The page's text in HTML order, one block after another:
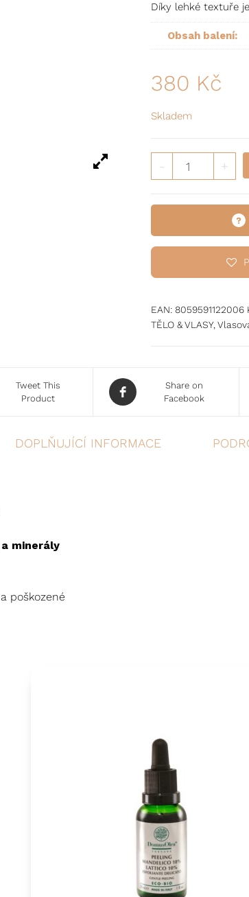
Díky lehké textuře
Obsah balení:
380 Kč
Skladem
- +
EAN:8059591122006
TĚLO & VLASY,
Tweet This
Product
Share on
Facebook
DOPLŇUJÍCÍ INFORMACE
minerály
poškozené